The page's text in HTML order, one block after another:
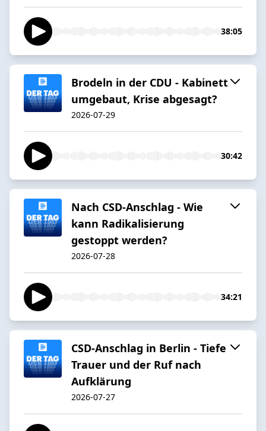
38:05
Brodeln in der CDU - Kabinett
umgebaut, Krise abgesagt?
2026-07-29
30:42
Nach CSD-Anschlag - Wie
kann Radikalisierung
gestoppt werden?
2026-07-28
34:21
CSD-Anschlag in Berlin - Tiefe
Trauer und der Ruf nach
Aufklärung
2026-07-27